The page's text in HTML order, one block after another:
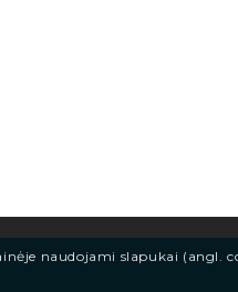
naudojami slapukai (angl.